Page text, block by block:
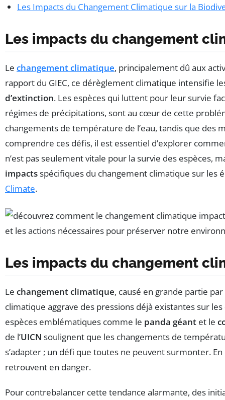
Les Impacts du Changement Climatique sur la
Les impacts du changement
Le changement climatique, principalement dû aux
rapport du GIEC, ce dérèglement climatique intensifie
d’extinction. Les espèces qui luttent pour leur survie
régimes de précipitations, sont au cœur de cette
changements de température de l’eau, tandis que
comprendre ces défis, il est essentiel d’explorer
n’est pas seulement vitale pour la survie des espèces,
impactsspécifiques du changement climatique sur les
Climate.
Les impacts du changement
Le changement climatique, causé en grande partie
climatique aggrave des pressions déjà existantes sur les
espèces emblématiques comme le panda géant et le
de l’UICN soulignent que les changements de
s’adapter ; un défi que toutes ne peuvent surmonter.
retrouvent en danger.
Pour contrebalancer cette tendance alarmante, des